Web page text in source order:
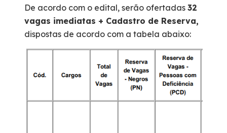
25% DE AD. NOTURNO
R$
391,50
R$
6.832,18
De acordo com o edital, serão ofertadas 32
vagas imediatas + Cadastro de Reserva,
dispostas de acordo com a tabela abaixo: